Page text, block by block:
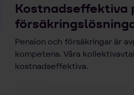
Kostnadseffektiva
Pension och försäkringar är
kompetens. Våra
kostnadseffektiva.